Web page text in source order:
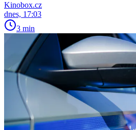
Kinobox.cz
dnes, 17:03
3 min